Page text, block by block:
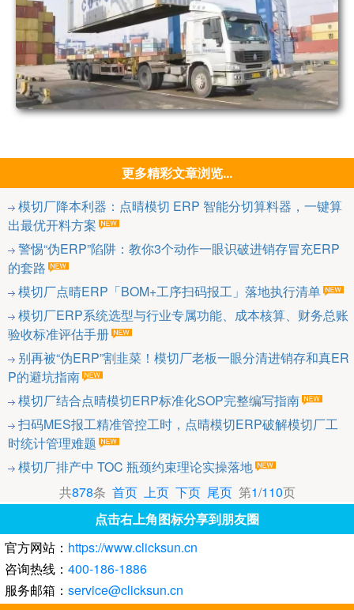
更多精彩文章浏览...
模切厂降本利器：点晴模切 ERP 智能分切算料器，一键算
出最优开料方案
警惕“伪ERP”陷阱：教你3个动作一眼识破进销存冒充ERP
的套路
模切厂点晴ERP「BOM+工序扫码报工」落地执行清单
模切厂ERP系统选型与行业专属功能、成本核算、财务总账
验收标准评估手册
别再被“伪ERP”割韭菜！模切厂老板一眼分清进销存和真ER
P的避坑指南
模切厂结合点晴模切ERP标准化SOP完整编写指南
扫码MES报工精准管控工时，点晴模切ERP破解模切厂工
时统计管理难题
模切厂排产中 TOC 瓶颈约束理论实操落地
共878条 首页 上页 下页 尾页第1/110页
点击右上角图标分享到朋友圈
官方网站： https://www.clicksun.cn
咨询热线： 400-186-1886
服务邮箱： service@clicksun.cn